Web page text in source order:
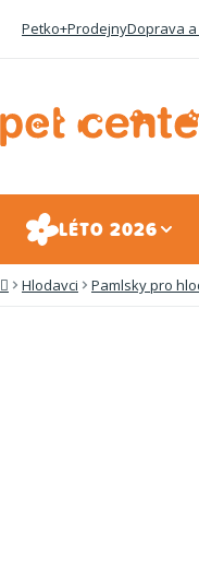
Petko+ProdejnyDoprava
LÉTO 2026
DomůHlodavci Pamlsky pro